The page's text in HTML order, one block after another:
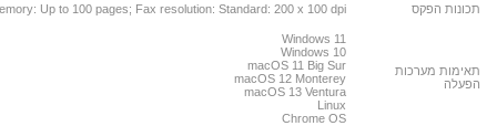
תכונות הפקס
Up to 100 pages; Fax resolution: Standard: 200 x 100 dpi
תאימות מערכות
הפעלה
Windows 11
Windows 10
macOS 11 Big Sur
macOS 12 Monterey
macOS 13 Ventura
Linux
Chrome OS